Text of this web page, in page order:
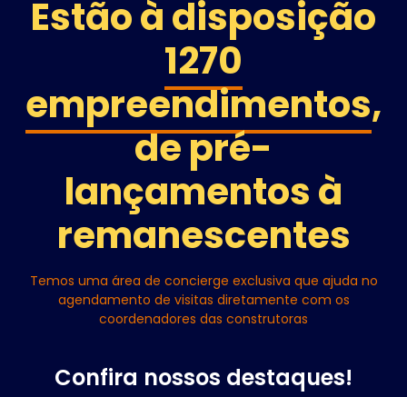
Estão à disposição
1270
empreendimentos,
de pré-
lançamentos à
remanescentes
Temos uma área de concierge exclusiva que ajuda no
agendamento de visitas diretamente com os
coordenadores das construtoras
Confira nossos destaques!